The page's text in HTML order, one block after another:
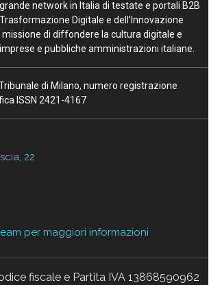
network in Italia di testate e portali B2B
Digitale e dell’Innovazione
missione di diffondere la cultura digitale e
e pubbliche amministrazioni italiane.
di Milano, numero registrazione
ISSN 2421-4167
22
per maggiori informazioni
fiscale e Partita IVA 13868590962